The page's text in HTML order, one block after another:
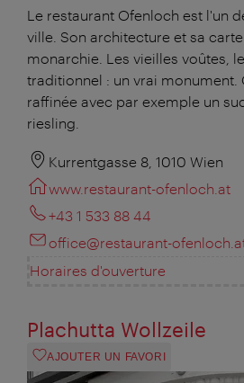
Le restaurant Ofenloch est l'un
ville. Son architecture et sa
monarchie. Les vieilles voûtes,
traditionnel : un vrai monument.
raffinée avec par exemple un
riesling.
Kurrentgasse 8, 1010 Wien
www.restaurant-ofenloch.at
+43 1 533 88 44
office@restaurant-
Horaires d'ouverture
Plachutta Wollzeile
AJOUTER UN FAVORI